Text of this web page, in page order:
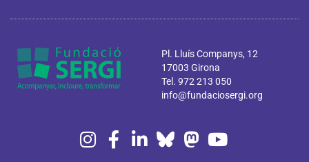
Pl. Lluís Companys, 12
17003 Girona
Tel. 972 213 050
info@fundaciosergi.org